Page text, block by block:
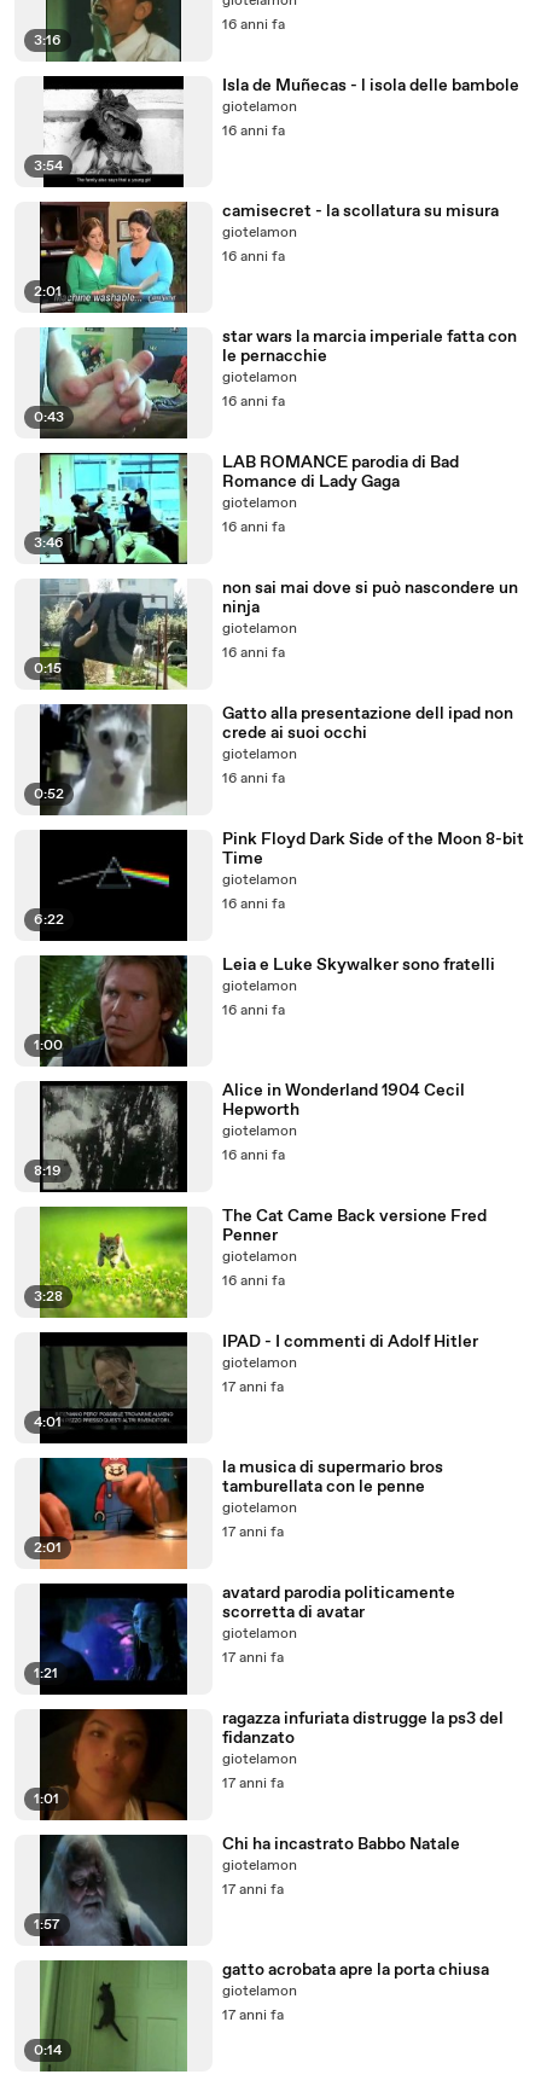
3:16
16 anni fa
3:54
Isla de Muñecas - l isola delle bambole
giotelamon
16 anni fa
2:01
camisecret - la scollatura su misura
giotelamon
16 anni fa
0:43
star wars la marcia imperiale fatta con
le pernacchie
giotelamon
16 anni fa
3:46
LAB ROMANCE parodia di Bad
Romance di Lady Gaga
giotelamon
16 anni fa
0:15
non sai mai dove si può nascondere un
ninja
giotelamon
16 anni fa
0:52
Gatto alla presentazione dell ipad non
crede ai suoi occhi
giotelamon
16 anni fa
6:22
Pink Floyd Dark Side of the Moon 8-bit
Time
giotelamon
16 anni fa
1:00
Leia e Luke Skywalker sono fratelli
giotelamon
16 anni fa
8:19
Alice in Wonderland 1904 Cecil
Hepworth
giotelamon
16 anni fa
3:28
The Cat Came Back versione Fred
Penner
giotelamon
16 anni fa
4:01
IPAD - I commenti di Adolf Hitler
giotelamon
17 anni fa
2:01
la musica di supermario bros
tamburellata con le penne
giotelamon
17 anni fa
1:21
avatard parodia politicamente
scorretta di avatar
giotelamon
17 anni fa
1:01
ragazza infuriata distrugge la ps3 del
fidanzato
giotelamon
17 anni fa
1:57
Chi ha incastrato Babbo Natale
giotelamon
17 anni fa
0:14
gatto acrobata apre la porta chiusa
giotelamon
17 anni fa